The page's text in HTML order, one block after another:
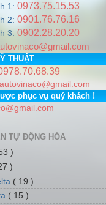
0978.706.839 /
Thành phố Hà Nội.
1: 0973.75.15.53
2: 0901.76.76.16
3: 0902.28.20.20
THUẬT
phục vụ quý khách !
TỰ ĐỘNG HÓA
)
)
( 19 )
( 15 )